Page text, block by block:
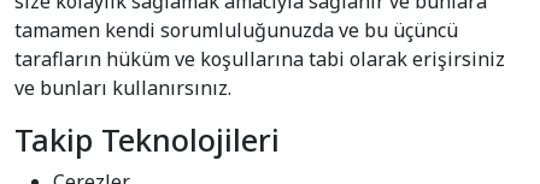
tamamen kendi sorumluluğunuzda ve bu üçüncü
tarafların hüküm ve koşullarına tabi olarak erişirsiniz
ve bunları kullanırsınız.
Takip Teknolojileri